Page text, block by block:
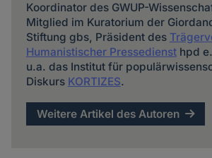
Koordinator des GWUP-
Mitglied im Kuratorium der
Stiftung gbs, Präsident des
Humanistischer Pressediensthpd
u.a. das Institut für
Diskurs KORTIZES.
Weitere Artikel des Autoren